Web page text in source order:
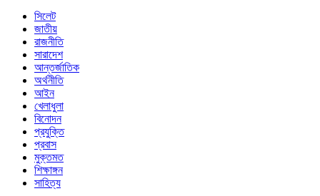
সিলেট
জাতীয়
রাজনীতি
সারাদেশ
আন্তর্জাতিক
অর্থনীতি
আইন
খেলাধুলা
বিনোদন
প্রযুক্তি
প্রবাস
মুক্তমত
শিক্ষাঙ্গন
সাহিত্য